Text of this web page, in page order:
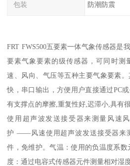
包装 防潮防震
FRT FWS500五要素一体气象传感器是
要素气象要素的级传感器，可同时测
速、风向、气压等五种主要气象要素
快，串口输出，方便用户直接通过PC
有支撑点的摩擦,重复性好,迟滞小,具有
使用超声波发送接受器来测量风速
护 ——风速使用超声波发送接受器来
件，免维护。气温：使用的负温度系
度：通过电容式传感器元件测量相对湿度